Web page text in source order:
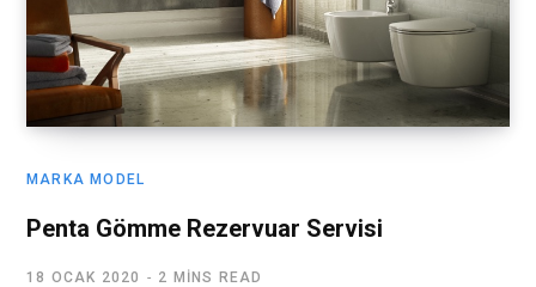
MARKA MODEL
Penta Gömme Rezervuar Servisi
18 OCAK 2020 2 MINS READ